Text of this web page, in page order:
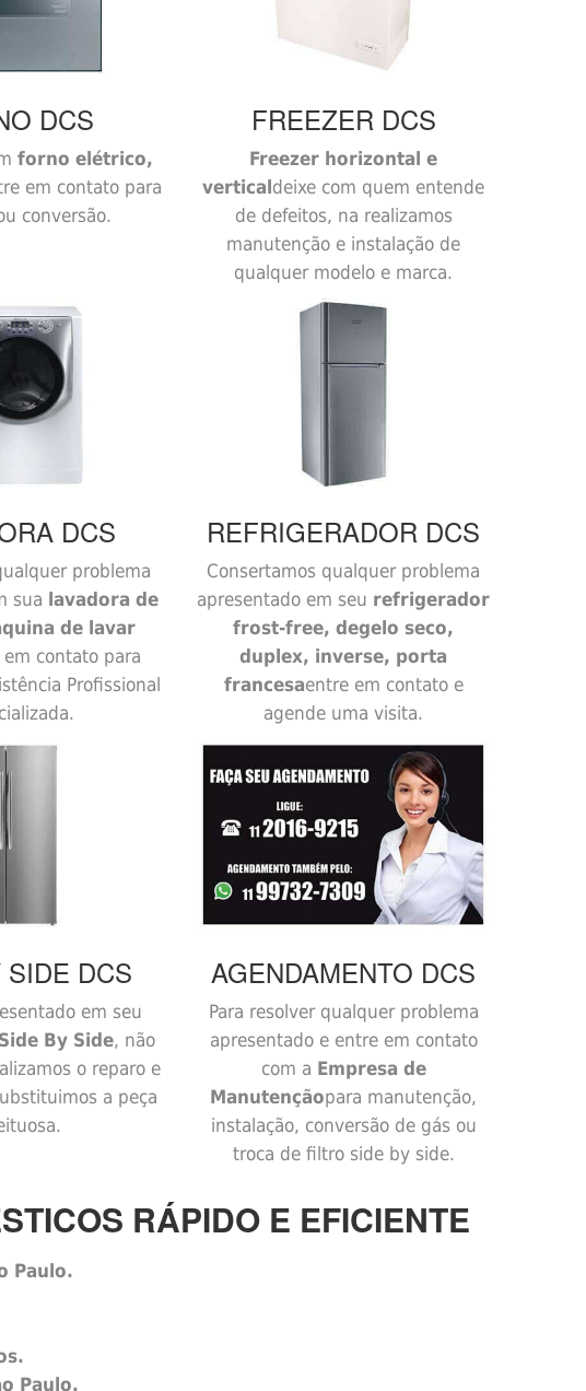
DCS
forno elétrico,
em contato para
conversão.
FREEZER DCS
Freezer horizontal e
vertical deixe com quem entende
de defeitos, na realizamos
manutenção e instalação de
qualquer modelo e marca.
DCS
problema
sua lavadora de
de lavar
contato para
Profissional
REFRIGERADOR DCS
Consertamos qualquer problema
apresentado em seu refrigerador
frost-free, degelo seco,
duplex, inverse, porta
francesaentre em contato e
agende uma visita.
SIDE DCS
em seu
By Side, não
o reparo e
a peça
AGENDAMENTO DCS
Para resolver qualquer problema
apresentado e entre em contato
com a Empresa de
Manutençãopara manutenção,
instalação, conversão de gás ou
troca de filtro side by side.
RÁPIDO E EFICIENTE
Paulo.
Paulo.